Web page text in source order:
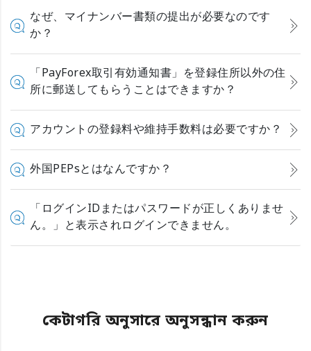
なぜ、マイナンバー書類の提出が必要なのです
か？
「PayForex取引有効通知書」を登録住所以外の住
所に郵送してもらうことはできますか？
アカウントの登録料や維持手数料は必要ですか？
外国PEPsとはなんですか？
「ログインIDまたはパスワードが正しくありませ
ん。」と表示されログインできません。
কেটাগরি অনুসারে অনুসন্ধান করুন